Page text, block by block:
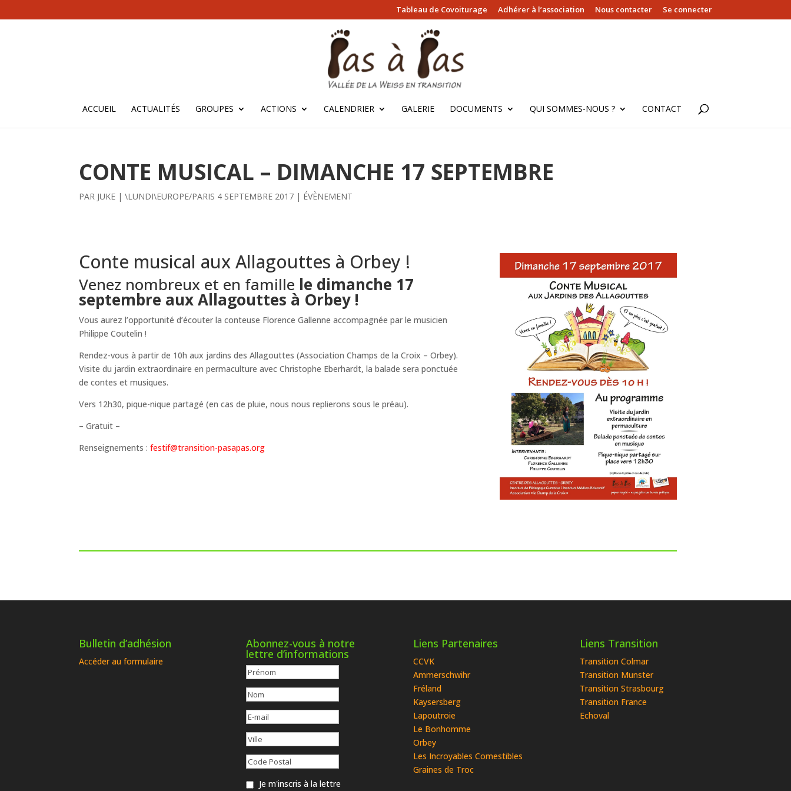
Tableau de Covoiturage Adhérer à l’association Nous contacter Se connecter
ACCUEIL ACTUALITÉS GROUPES ACTIONS CALENDRIER GALERIE DOCUMENTS QUI SOMMES-NOUS ? CONTACT
CONTE MUSICAL – DIMANCHE 17 SEPTEMBRE
PAR JUKE |\LUNDI\EUROPE/PARIS 4 SEPTEMBRE 2017 | ÉVÈNEMENT
Conte musical aux Allagouttes à Orbey !
Venez nombreux et en famille le dimanche 17
septembre aux Allagouttes à Orbey !
Vous aurez l’opportunité d’écouter la conteuse Florence Gallenne accompagnée par le musicien
Philippe Coutelin !
Rendez-vous à partir de 10h aux jardins des Allagouttes (Association Champs de la Croix – Orbey).
Visite du jardin extraordinaire en permaculture avec Christophe Eberhardt, la balade sera ponctuée
de contes et musiques.
Vers 12h30, pique-nique partagé (en cas de pluie, nous nous replierons sous le préau).
– Gratuit –
Renseignements :festif@transition-pasapas.org
Bulletin d’adhésion
Accéder au formulaire
Abonnez-vous à notre
lettre d’informations
Je m'inscris à la lettre
Liens Partenaires
CCVK
Ammerschwihr
Fréland
Kaysersberg
Lapoutroie
Le Bonhomme
Orbey
Les Incroyables Comestibles
Graines de Troc
Liens Transition
Transition Colmar
Transition Munster
Transition Strasbourg
Transition France
Echoval